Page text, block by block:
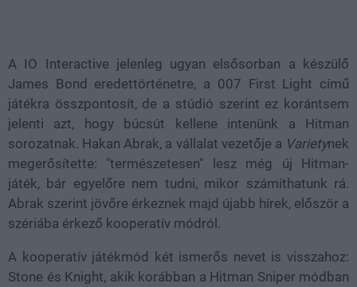
A IO Interactive jelenleg ugyan elsősorban a készülő
James Bond eredettörténetre, a 007 First Light című
játékra összpontosít, de a stúdió szerint ez korántsem
jelenti azt, hogy búcsút kellene intenünk a Hitman
sorozatnak. Hakan Abrak, a vállalat vezetője a Varietynek
megerősítette: "természetesen" lesz még új Hitman-
játék, bár egyelőre nem tudni, mikor számíthatunk rá.
Abrak szerint jövőre érkeznek majd újabb hírek, először a
szériába érkező kooperatív módról.
A kooperatív játékmód két ismerős nevet is visszahoz:
Stone és Knight, akik korábban a Hitman Sniper módban